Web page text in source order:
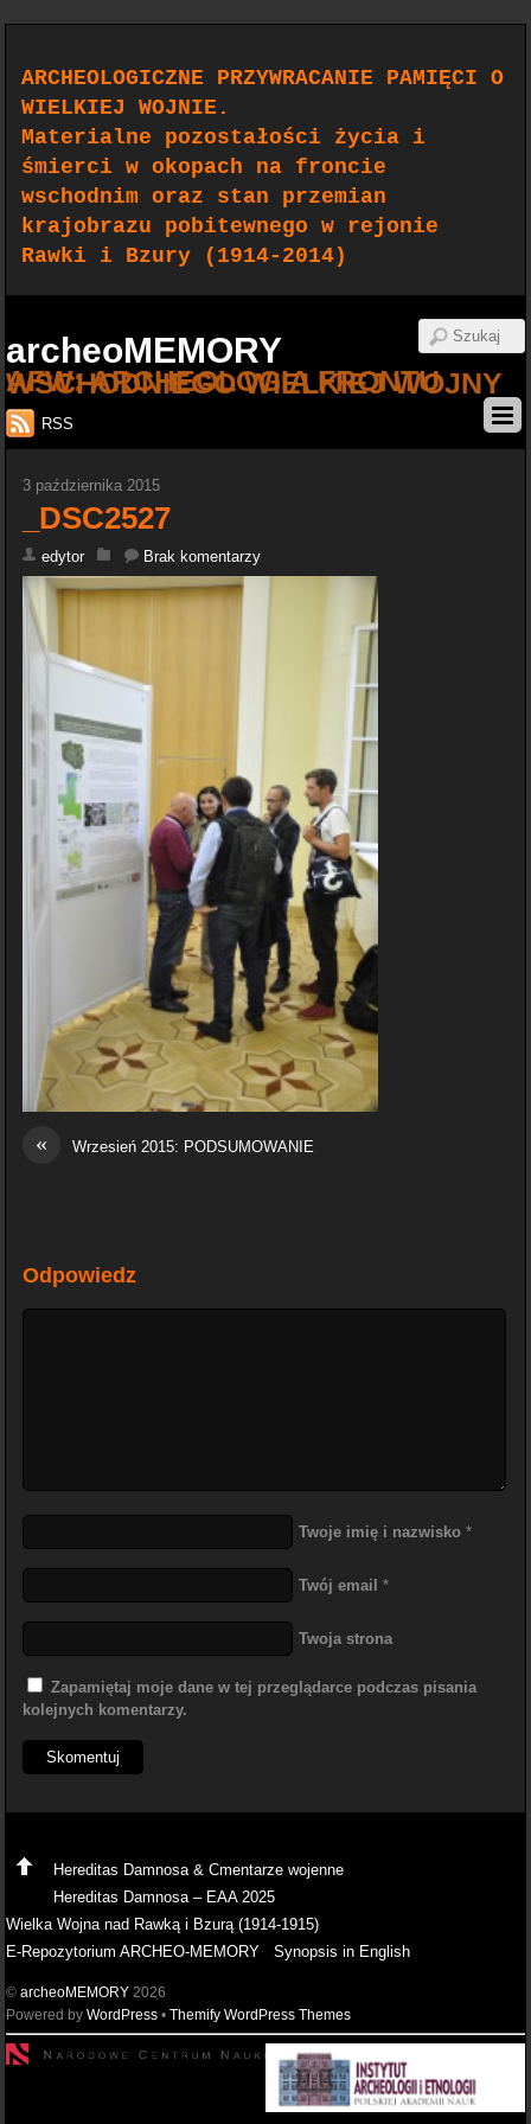
ARCHEOLOGICZNE PRZYWRACANIE PAMIĘCI O
WIELKIEJ WOJNIE.
Materialne pozostałości życia i
śmierci w okopach na froncie
wschodnim oraz stan przemian
krajobrazu pobitewnego w rejonie
Rawki i Bzury (1914-2014)
archeoMEMORY
AFW: ARCHEOLOGIA FRONTU WSCHODNIEGO WIELKIEJ WOJNY
RSS
3 października 2015
_DSC2527
edytor Brak komentarzy
« Wrzesień 2015: PODSUMOWANIE
Odpowiedz
Twoje imię i nazwisko *
Twój email *
Twoja strona
Zapamiętaj moje dane w tej przeglądarce podczas pisania
kolejnych komentarzy.
Hereditas Damnosa & Cmentarze wojenne
Hereditas Damnosa – EAA 2025
Wielka Wojna nad Rawką i Bzurą (1914-1915)
E-Repozytorium ARCHEO-MEMORY
Synopsis in English
©archeoMEMORY 2026
Powered byWordPress •Themify WordPress Themes